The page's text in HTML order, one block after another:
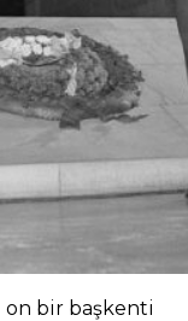
on bir başkenti